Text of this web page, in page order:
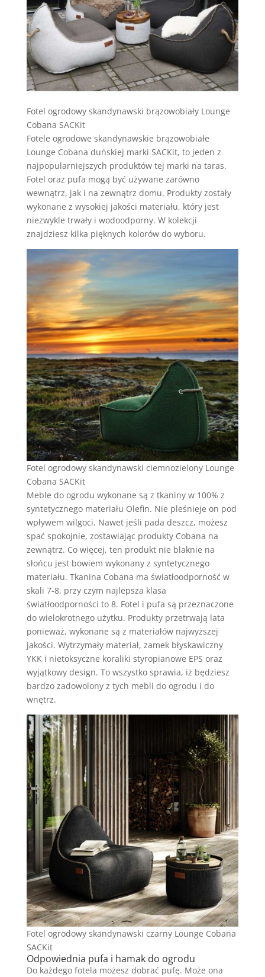
Fotel ogrodowy skandynawski brązowobiały Lounge
Cobana SACKit
Fotele ogrodowe skandynawskie brązowobiałe
Lounge Cobana duńskiej marki SACKit, to jeden z
najpopularniejszych produktów tej marki na taras.
Fotel oraz pufa mogą być używane zarówno
wewnątrz, jak i na zewnątrz domu. Produkty zostały
wykonane z wysokiej jakości materiału, który jest
niezwykle trwały i wodoodporny. W kolekcji
znajdziesz kilka pięknych kolorów do wyboru.
Fotel ogrodowy skandynawski ciemnozielony Lounge
Cobana SACKit
Meble do ogrodu wykonane są z tkaniny w 100% z
syntetycznego materiału Olefin. Nie pleśnieje on pod
wpływem wilgoci. Nawet jeśli pada deszcz, możesz
spać spokojnie, zostawiając produkty Cobana na
zewnątrz. Co więcej, ten produkt nie blaknie na
słońcu jest bowiem wykonany z syntetycznego
materiału. Tkanina Cobana ma światłoodporność w
skali 7-8, przy czym najlepsza klasa
światłoodporności to 8. Fotel i pufa są przeznaczone
do wielokrotnego użytku. Produkty przetrwają lata
ponieważ, wykonane są z materiałów najwyższej
jakości. Wytrzymały materiał, zamek błyskawiczny
YKK i nietoksyczne koraliki styropianowe EPS oraz
wyjątkowy design. To wszystko sprawia, iż będziesz
bardzo zadowolony z tych mebli do ogrodu i do
wnętrz.
Fotel ogrodowy skandynawski czarny Lounge Cobana
SACKit
Odpowiednia pufa i hamak do ogrodu
Do każdego fotela możesz dobrać pufę. Może ona